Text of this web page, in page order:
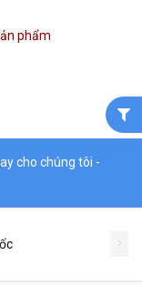
phẩm
cho chúng tôi -